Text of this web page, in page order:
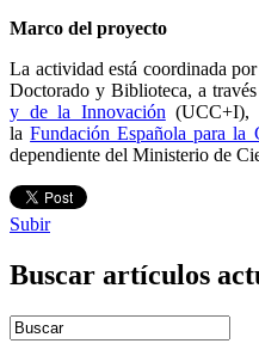
Marco del proyecto
La actividad está coordinada
Doctorado y Biblioteca, a
y de la Innovación (UCC+I),
laFundación Española para la
dependiente del Ministerio de
Subir
Buscar artículos
Introduce términos de búsqueda